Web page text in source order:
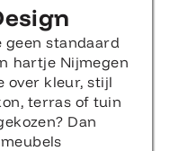
geen standaard
hartje Nijmegen
over kleur, stijl
terras of tuin
Dan